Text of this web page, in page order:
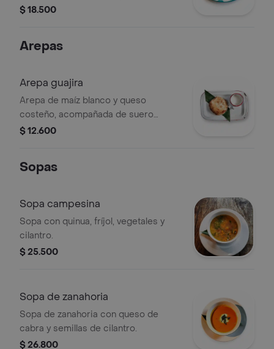
$ 18.500
Arepas
Arepa guajira
Arepa de maíz blanco y queso
costeño, acompañada de suero
costeño
$ 12.600
Sopas
Sopa campesina
Sopa con quinua, fríjol, vegetales y
cilantro.
$ 25.500
Sopa de zanahoria
Sopa de zanahoria con queso de
cabra y semillas de cilantro.
$ 26.800